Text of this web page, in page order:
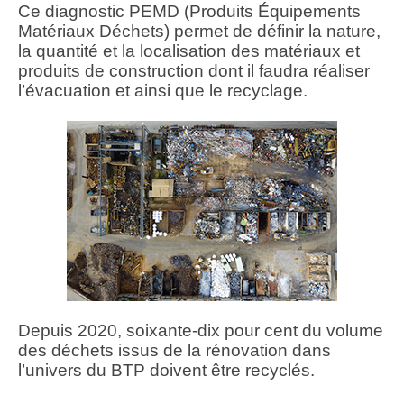
Ce diagnostic PEMD (Produits Équipements
Matériaux Déchets) permet de définir la nature,
la quantité et la localisation des matériaux et
produits de construction dont il faudra réaliser
l’évacuation et ainsi que le recyclage.
Depuis 2020, soixante-dix pour cent du volume
des déchets issus de la rénovation dans
l’univers du BTP doivent être recyclés.